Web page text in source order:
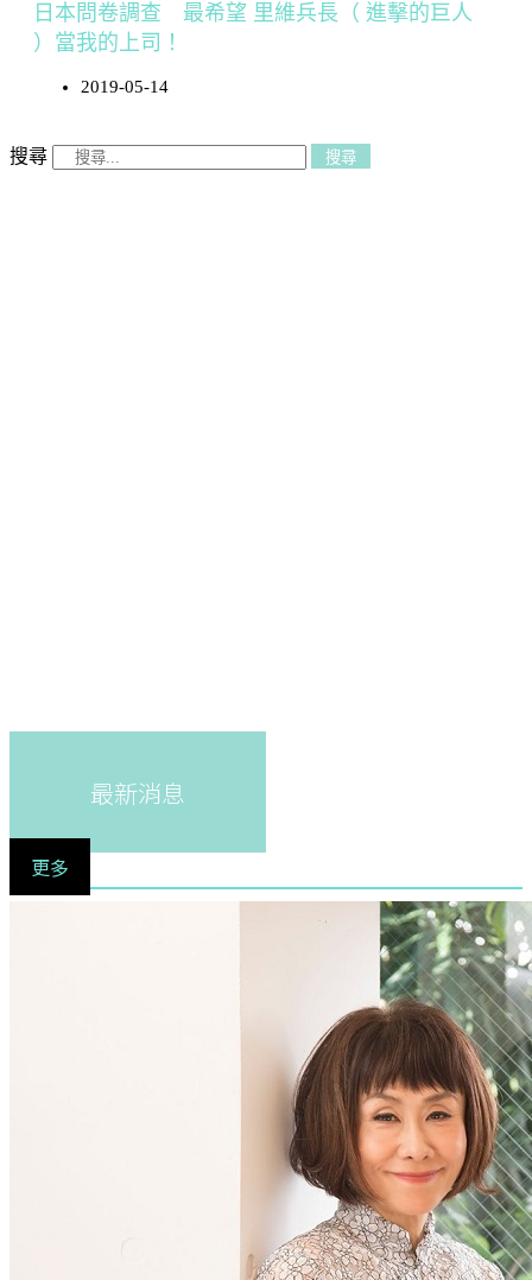
日本問卷調查 最希望 里維兵長（ 進擊的巨人
）當我的上司！
2019-05-14
搜尋 搜尋
最新消息
更多